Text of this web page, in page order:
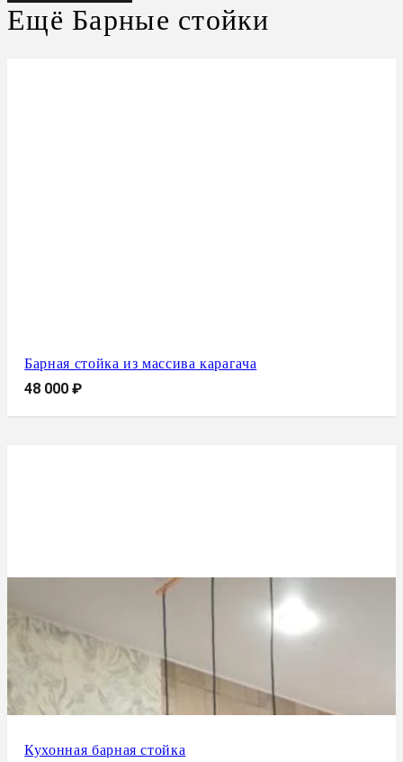
Ещё Барные стойки
Барная стойка из массива карагача
48 000₽
Кухонная барная стойка